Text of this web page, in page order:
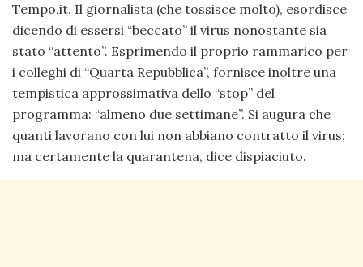
Tempo.it. Il giornalista (che tossisce molto), esordisce
dicendo di essersi “beccato” il virus nonostante sia
stato “attento”. Esprimendo il proprio rammarico per
i colleghi di “Quarta Repubblica”, fornisce inoltre una
tempistica approssimativa dello “stop” del
programma: “almeno due settimane”. Si augura che
quanti lavorano con lui non abbiano contratto il virus;
ma certamente la quarantena, dice dispiaciuto.